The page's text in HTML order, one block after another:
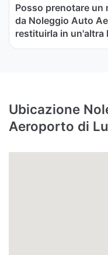
Posso prenotare un
da Noleggio Auto
restituirla in un'altra
Ubicazione
Aeroporto di